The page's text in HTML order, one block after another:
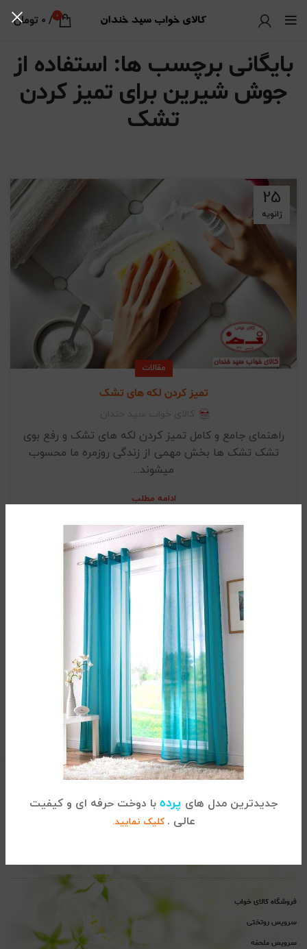
جدیدترین مدل های پرده با دوخت حرفه ای و کیفیت
عالی . کلیک نمایید.
0
/
0 تومان
بایگانی برچسب ها: استفاده از
جوش شیرین برای تمیز کردن
تشک
25
ژانویه
مقالات
تمیز کردن لکه های تشک
راهنمای جامع و کامل تمیز کردن لکه های تشک و رفع بوی
تشک تشک ها بخش مهمی از زندگی روزمره ما محسوب
میشوند...
ادامه مطلب
تماس با کالای خواب
خواجه عبداله انصاری ، پلاک 915
02122864681
فروشگاه کالای خواب
سرویس روتختی
سرویس ملحفه